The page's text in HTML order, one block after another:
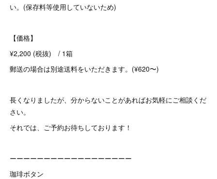
い。(保存料等使用していないため)
【価格】
¥2,200 (税抜) / 1箱
郵送の場合は別途送料をいただきます。(¥620〜)
長くなりましたが、分からないことがあればお気軽にご相談くだ
さい。
それでは、ご予約お待ちしております！
ーーーーーーーーーーーーーーーーーー
珈琲ボタン